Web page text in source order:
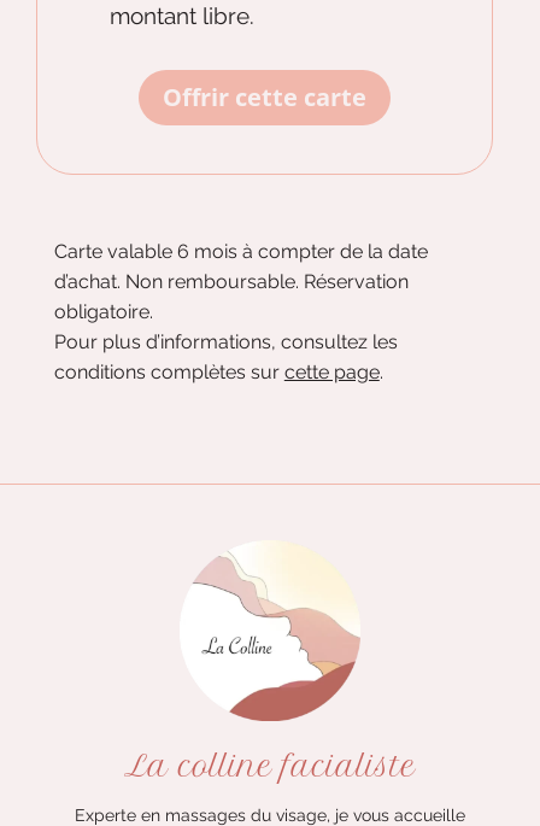
montant libre.
Offrir cette carte
Carte valable 6 mois à compter de la date
d’achat. Non remboursable. Réservation
obligatoire.
Pour plus d’informations, consultez les
conditions complètes sur cette page.
La colline facialiste
Experte en massages du visage, je vous accueille